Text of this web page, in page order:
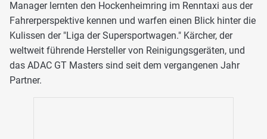
Manager lernten den Hockenheimring im Renntaxi aus der
Fahrerperspektive kennen und warfen einen Blick hinter die
Kulissen der "Liga der Supersportwagen." Kärcher, der
weltweit führende Hersteller von Reinigungsgeräten, und
das ADAC GT Masters sind seit dem vergangenen Jahr
Partner.